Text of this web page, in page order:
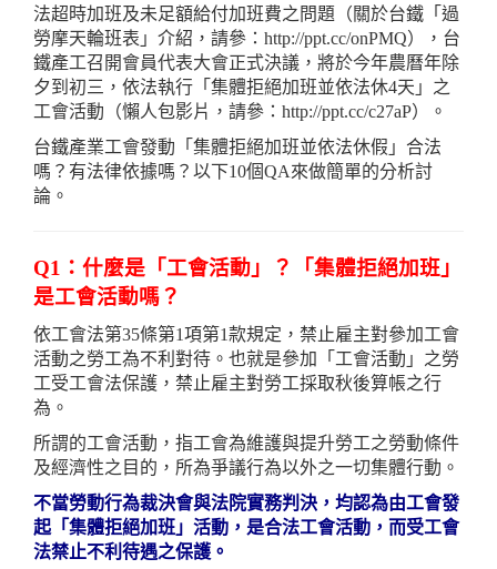
法超時加班及未足額給付加班費之問題（關於台鐵「過
勞摩天輪班表」介紹，請參：http://ppt.cc/onPMQ），台
鐵產工召開會員代表大會正式決議，將於今年農曆年除
夕到初三，依法執行「集體拒絕加班並依法休4天」之
工會活動（懶人包影片，請參：http://ppt.cc/c27aP）。
台鐵產業工會發動「集體拒絕加班並依法休假」合法
嗎？有法律依據嗎？以下10個QA來做簡單的分析討
論。
Q1：什麼是「工會活動」？「集體拒絕加班」
是工會活動嗎？
依工會法第35條第1項第1款規定，禁止雇主對參加工會
活動之勞工為不利對待。也就是參加「工會活動」之勞
工受工會法保護，禁止雇主對勞工採取秋後算帳之行
為。
所謂的工會活動，指工會為維護與提升勞工之勞動條件
及經濟性之目的，所為爭議行為以外之一切集體行動。
不當勞動行為裁決會與法院實務判決，均認為由工會發
起「集體拒絕加班」活動，是合法工會活動，而受工會
法禁止不利待遇之保護。